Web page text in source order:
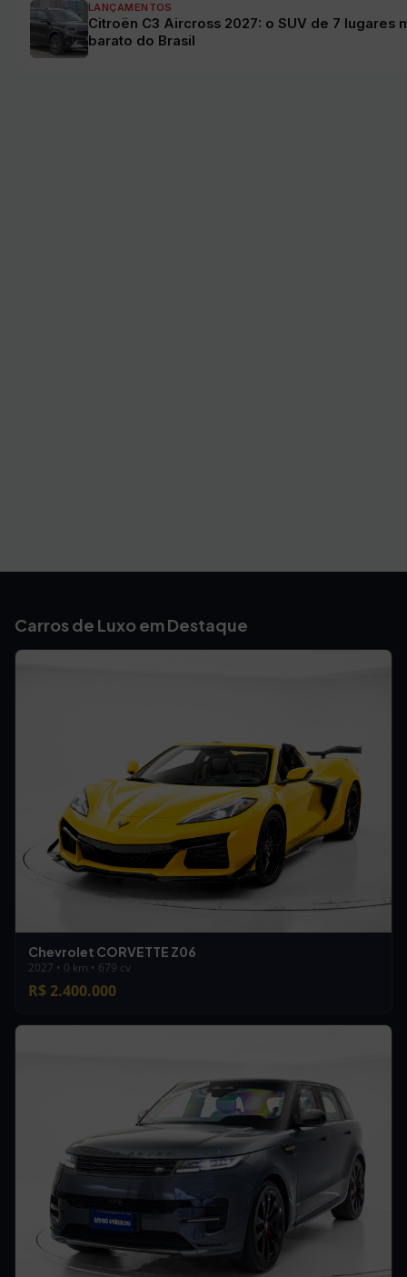
LANÇAMENTOS
Citroën C3 Aircross 2027: o SUV de 7 lugares
barato do Brasil
Carros de Luxo em Destaque
Chevrolet CORVETTE Z06
2027 • 0 km • 679 cv
R$ 2.400.000